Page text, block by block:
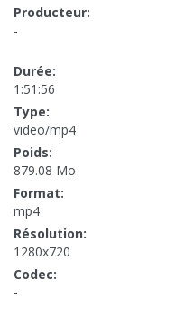
Producteur:
-
Durée:
1:51:56
Type:
video/mp4
Poids:
879.08 Mo
Format:
mp4
Résolution:
1280x720
Codec:
-